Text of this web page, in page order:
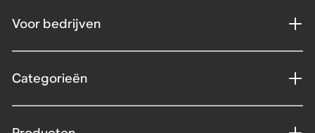
Voor bedrijven
Categorieën